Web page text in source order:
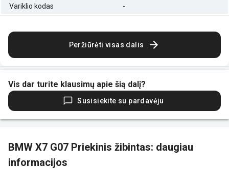
Variklio kodas -
Peržiūrėti visas dalis
Vis dar turite klausimų apie šią dalį?
Susisiekite su pardavėju
BMW X7 G07 Priekinis žibintas: daugiau
informacijos